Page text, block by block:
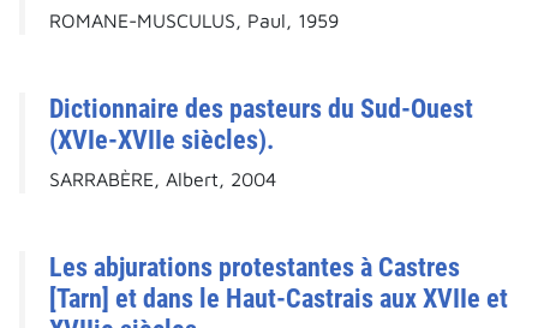
ROMANE-MUSCULUS, Paul, 1959
Dictionnaire des pasteurs du Sud-Ouest
(XVIe-XVIIe siècles).
SARRABÈRE, Albert, 2004
Les abjurations protestantes à Castres
[Tarn] et dans le Haut-Castrais aux XVIIe et